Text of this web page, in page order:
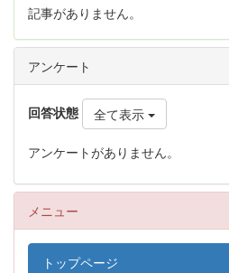
記事がありません。
アンケート
回答状態 全て表示
アンケートがありません。
メニュー
トップページ